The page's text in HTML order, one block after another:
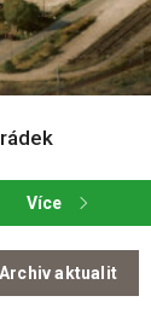
Více
Archiv aktualit